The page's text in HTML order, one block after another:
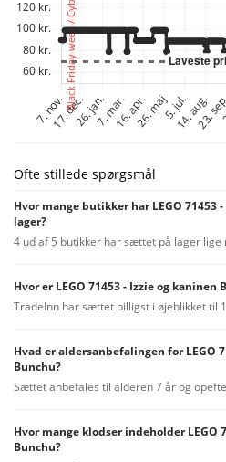
Ofte stillede spørgsmål
Hvor mange butikker har LEGO 71453
lager?
4 ud af 5 butikker har sættet på lager lige
Hvor er LEGO 71453 - Izzie og
TradeInn har sættet billigst i øjeblikket til
Hvad er aldersanbefalingen for LEGO
Bunchu?
Sættet anbefales til alderen 7 år og
Hvor mange klodser indeholder LEGO
Bunchu?